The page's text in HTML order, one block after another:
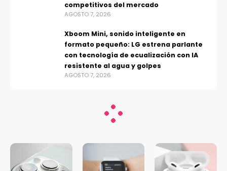
competitivos del mercado
AGOSTO 7, 2026
Xboom Mini, sonido inteligente en
formato pequeño: LG estrena parlante
con tecnología de ecualización con IA
resistente al agua y golpes
AGOSTO 7, 2026